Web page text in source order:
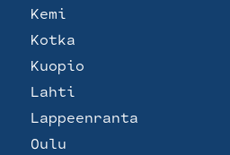
Kemi
Kotka
Kuopio
Lahti
Lappeenranta
Oulu